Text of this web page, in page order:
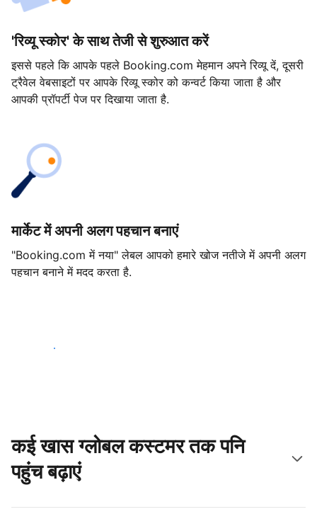
'रिव्यू स्कोर' के साथ तेजी से शुरुआत करें
इससे पहले कि आपके पहले Booking.com मेहमान अपने रिव्यू दें, दूसरी
ट्रैवेल वेबसाइटों पर आपके रिव्यू स्कोर को कन्वर्ट किया जाता है और
आपकी प्रॉपर्टी पेज पर दिखाया जाता है.
मार्केट में अपनी अलग पहचान बनाएं
"Booking.com में नया" लेबल आपको हमारे खोज नतीजे में अपनी अलग
पहचान बनाने में मदद करता है.
आज ही शुरू करें
कई खास ग्लोबल कस्टमर तक पनि
पहुंच बढ़ाएं